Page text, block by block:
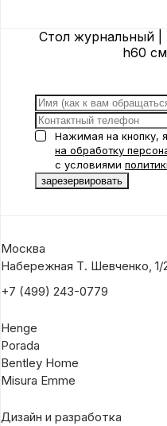
Стол журнальный |
h60
Нажимая на кнопку,
на обработку
с условиями
Москва
Набережная Т. Шевченко, 1/
+7 (499) 243-0779
Henge
Porada
Bentley Home
Misura Emme
Дизайн и разработка